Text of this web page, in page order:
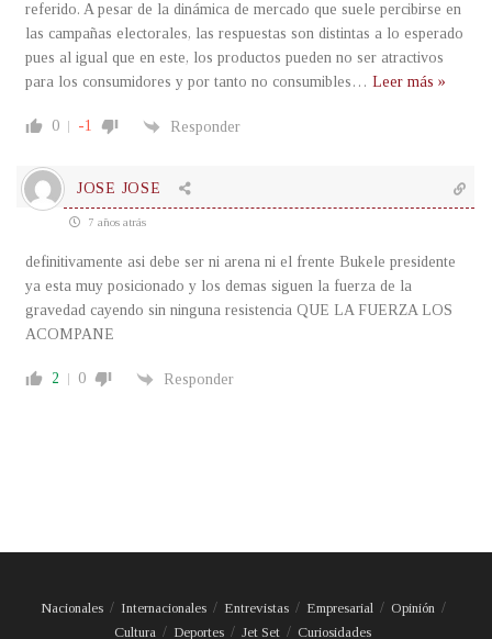
referido. A pesar de la dinámica de mercado que suele percibirse en
las campañas electorales, las respuestas son distintas a lo esperado
pues al igual que en este, los productos pueden no ser atractivos
para los consumidores y por tanto no consumibles … Leer más »
0 -1 Responder
JOSE JOSE
7 años atrás
definitivamente asi debe ser ni arena ni el frente Bukele presidente
ya esta muy posicionado y los demas siguen la fuerza de la
gravedad cayendo sin ninguna resistencia QUE LA FUERZA LOS
ACOMPANE
2 0 Responder
Nacionales Internacionales Entrevistas Empresarial
Opinión
Cultura
Deportes Jet Set Curiosidades